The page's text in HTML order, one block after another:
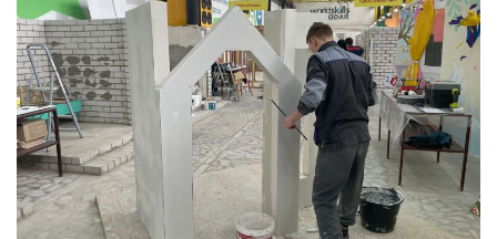
СПЕЦПРОЕКТЫ
СПОРТ
Чек-лист
РАЗВЛЕЧЕНИЯ